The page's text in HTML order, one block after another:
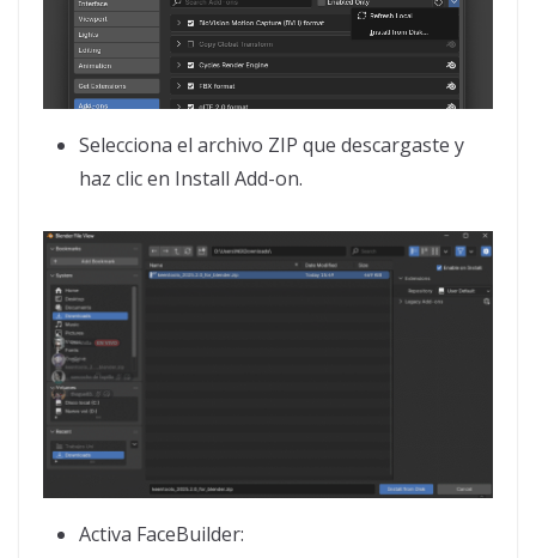
Selecciona el archivo ZIP que descargaste y
haz clic en Install Add-on.
Activa FaceBuilder: